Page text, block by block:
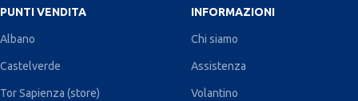
PUNTI VENDITA
Albano
Castelverde
Tor Sapienza (store)
INFORMAZIONI
Chi siamo
Assistenza
Volantino